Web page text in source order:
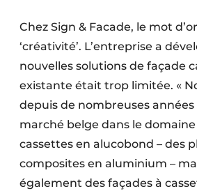
Chez Sign & Facade, le mot
‘créativité’. L’entreprise a
nouvelles solutions de façade
existante était trop limitée. «
depuis de nombreuses
marché belge dans le domaine
cassettes en alucobond – des
composites en aluminium –
également des façades à